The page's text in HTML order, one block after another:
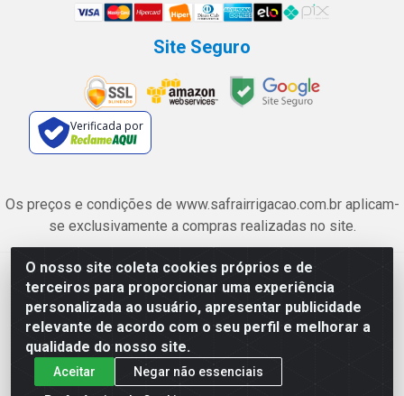
O nosso site coleta cookies próprios e de
terceiros para proporcionar uma experiência
personalizada ao usuário, apresentar publicidade
relevante de acordo com o seu perfil e melhorar a
qualidade do nosso site.
Aceitar
Negar não essenciais
Site Seguro
Verificada por
Os preços e condições de www.safrairrigacao.com.br aplicam-
se exclusivamente a compras realizadas no site.
Safra Agrícola e Pecuária LTDA - Avenida Castelo Branco, 5330 -
Esplanada dos Anicuns, Goiânia/GO - CEP 74.433-205 - CNPJ
06.315.490/0001-00